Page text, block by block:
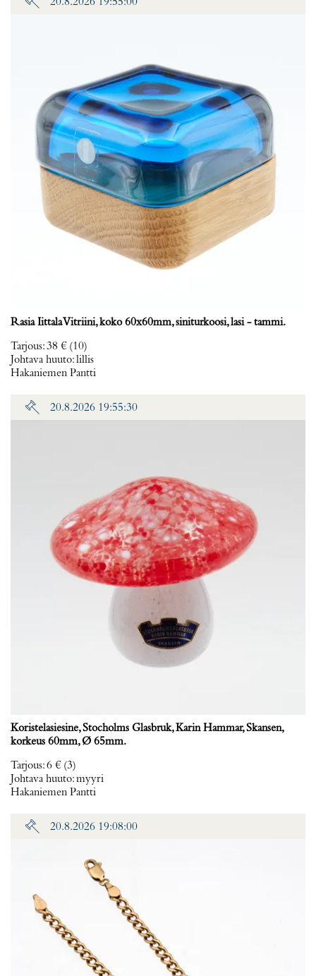
Rasia Iittala Vitriini, koko 60x60mm, siniturkoosi, lasi - tammi.
Tarjous:38 € (10)
Johtava huuto:lillis
Hakaniemen Pantti
20.8.2026 19:55:30
Koristelasiesine, Stocholms Glasbruk, Karin Hammar, Skansen,
korkeus 60mm, Ø 65mm.
Tarjous:6 € (3)
Johtava huuto:myyri
Hakaniemen Pantti
20.8.2026 19:08:00